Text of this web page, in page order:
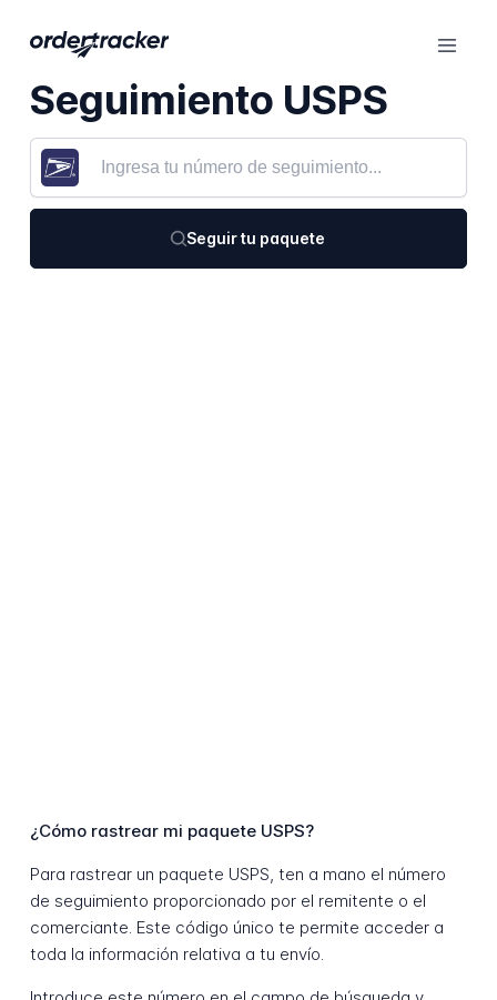
Seguimiento USPS
Seguir tu paquete
¿Cómo rastrear mi paquete USPS?
Para rastrear un paquete USPS, ten a mano el número
de seguimiento proporcionado por el remitente o el
comerciante. Este código único te permite acceder a
toda la información relativa a tu envío.